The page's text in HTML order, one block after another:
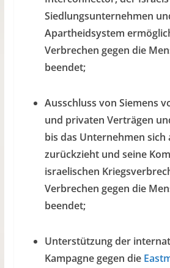
Siedlungsunternehmen
Apartheidsystem
Verbrechen gegen die
beendet;
Ausschluss von Siemens
und privaten Verträgen
bis das Unternehmen sich
zurückzieht und seine
israelischen
Verbrechen gegen die
beendet;
Unterstützung der
Kampagne gegen die